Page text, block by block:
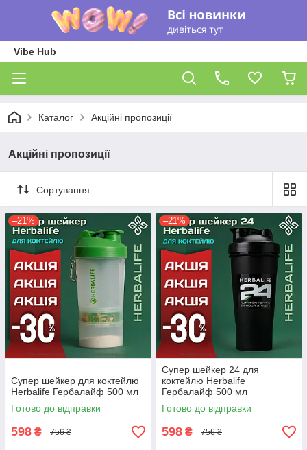
Vibe Hub
Каталог Акційні пропозиції
Акційні пропозиції
Сортування
–21%
Супер шейкер для коктейлю
Herbalife Гербалайф 500 мл
Готово до відправки
598 ₴ 756 ₴
–21%
Супер шейкер 24 для
коктейлю Herbalife
Гербалайф 500 мл
Готово до відправки
598 ₴ 756 ₴